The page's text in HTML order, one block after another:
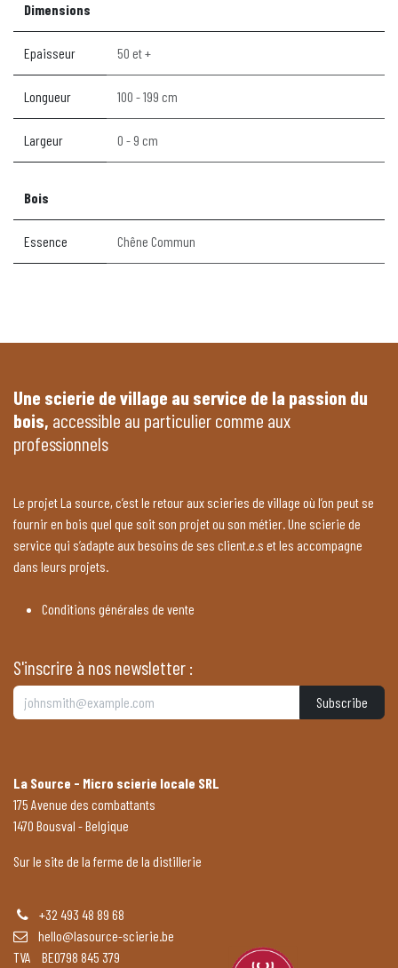
Dimensions
Epaisseur 50 et +
Longueur 100 - 199 cm
Largeur 0 - 9 cm
Bois
Essence Chêne Commun
Une scierie de village au service de la passion du
bois, accessible au particulier comme aux
professionnels
Le projet La source, c’est le retour aux scieries de village où l’on peut se
fournir en bois quel que soit son projet ou son métier. Une scierie de
service qui s’adapte aux besoins de ses client.e.s et les accompagne
dans leurs projets.
Conditions générales de vente
S'inscrire à nos newsletter :
Subscribe
La Source - Micro scierie locale SRL
175 Avenue des combattants
1470 Bousval - Belgique
Sur le site de la ferme de la distillerie
+32 493 48 89 68
hello@lasource-scierie.be
TVA BE0798 845 379